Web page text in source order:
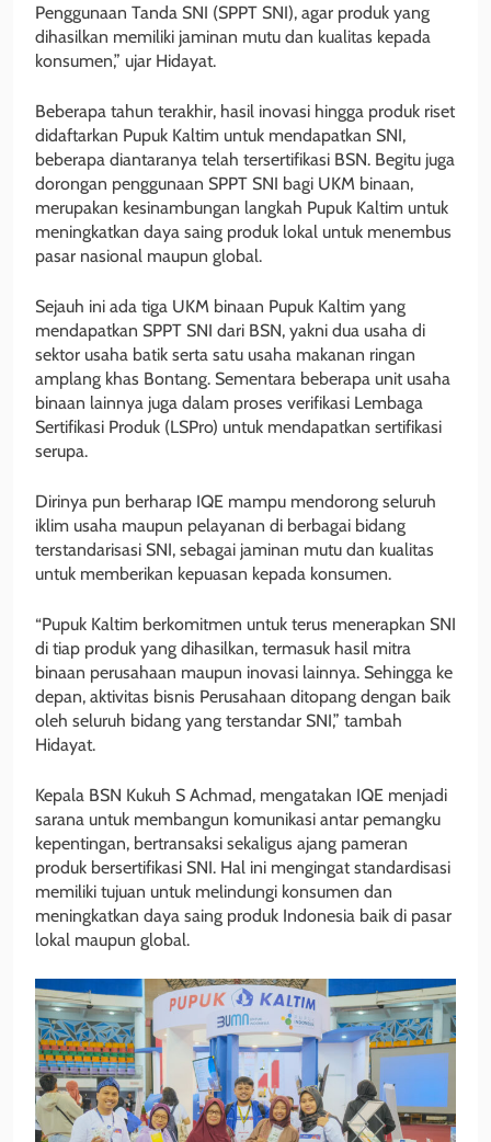
Penggunaan Tanda SNI (SPPT SNI), agar produk yang
dihasilkan memiliki jaminan mutu dan kualitas kepada
konsumen,” ujar Hidayat.
Beberapa tahun terakhir, hasil inovasi hingga produk riset
didaftarkan Pupuk Kaltim untuk mendapatkan SNI,
beberapa diantaranya telah tersertifikasi BSN. Begitu juga
dorongan penggunaan SPPT SNI bagi UKM binaan,
merupakan kesinambungan langkah Pupuk Kaltim untuk
meningkatkan daya saing produk lokal untuk menembus
pasar nasional maupun global.
Sejauh ini ada tiga UKM binaan Pupuk Kaltim yang
mendapatkan SPPT SNI dari BSN, yakni dua usaha di
sektor usaha batik serta satu usaha makanan ringan
amplang khas Bontang. Sementara beberapa unit usaha
binaan lainnya juga dalam proses verifikasi Lembaga
Sertifikasi Produk (LSPro) untuk mendapatkan sertifikasi
serupa.
Dirinya pun berharap IQE mampu mendorong seluruh
iklim usaha maupun pelayanan di berbagai bidang
terstandarisasi SNI, sebagai jaminan mutu dan kualitas
untuk memberikan kepuasan kepada konsumen.
“Pupuk Kaltim berkomitmen untuk terus menerapkan SNI
di tiap produk yang dihasilkan, termasuk hasil mitra
binaan perusahaan maupun inovasi lainnya. Sehingga ke
depan, aktivitas bisnis Perusahaan ditopang dengan baik
oleh seluruh bidang yang terstandar SNI,” tambah
Hidayat.
Kepala BSN Kukuh S Achmad, mengatakan IQE menjadi
sarana untuk membangun komunikasi antar pemangku
kepentingan, bertransaksi sekaligus ajang pameran
produk bersertifikasi SNI. Hal ini mengingat standardisasi
memiliki tujuan untuk melindungi konsumen dan
meningkatkan daya saing produk Indonesia baik di pasar
lokal maupun global.